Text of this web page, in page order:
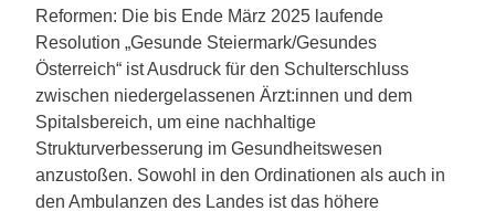
Reformen: Die bis Ende März 2025 laufende
Resolution „Gesunde Steiermark/Gesundes
Österreich“ ist Ausdruck für den Schulterschluss
zwischen niedergelassenen Ärzt:innen und dem
Spitalsbereich, um eine nachhaltige
Strukturverbesserung im Gesundheitswesen
anzustoßen. Sowohl in den Ordinationen als auch in
den Ambulanzen des Landes ist das höhere